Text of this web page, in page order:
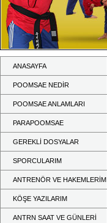
ANASAYFA
POOMSAE NEDİR
POOMSAE ANLAMLARI
PARAPOOMSAE
GEREKLİ DOSYALAR
SPORCULARIM
ANTRENÖR VE HAKEMLERİM
KÖŞE YAZILARIM
ANTRN SAAT VE GÜNLERİ